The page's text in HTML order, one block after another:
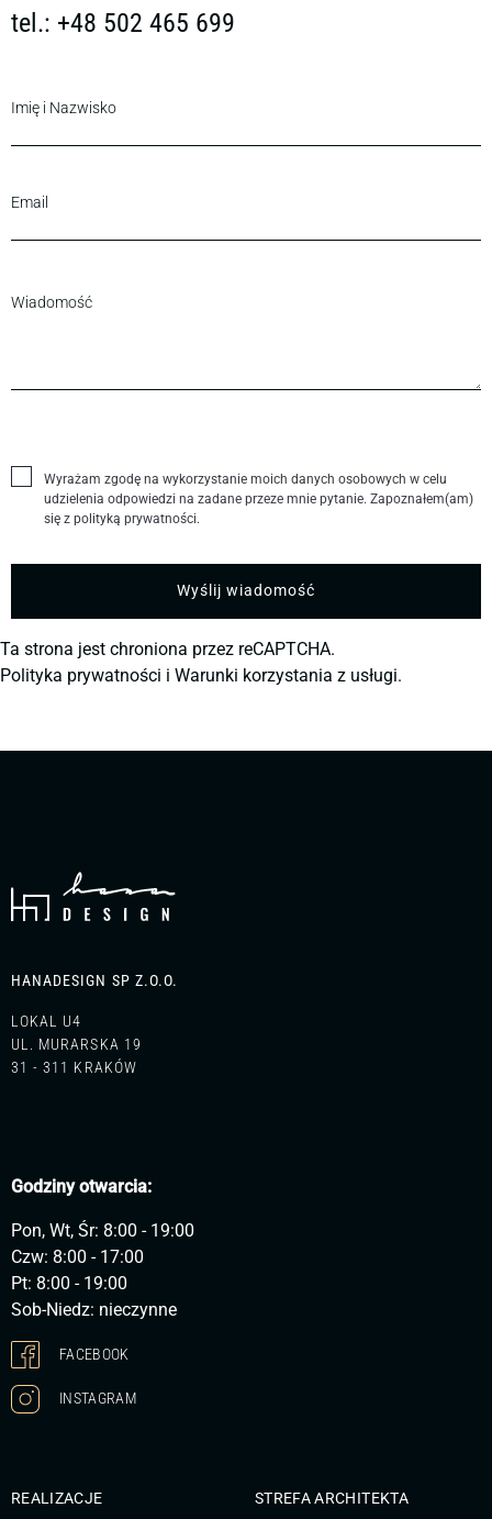
tel.: +48 502 465 699
Wyrażam zgodę na wykorzystanie moich danych osobowych w celu
udzielenia odpowiedzi na zadane przeze mnie pytanie. Zapoznałem(am)
się z polityką prywatności.
Ta strona jest chroniona przez reCAPTCHA.
Polityka prywatności i Warunki korzystania z usługi.
HANADESIGN SP Z.O.O.
LOKAL U4
UL. MURARSKA 19
31 - 311 KRAKÓW
Godziny otwarcia:
Pon, Wt, Śr: 8:00 - 19:00
Czw: 8:00 - 17:00
Pt: 8:00 - 19:00
Sob-Niedz: nieczynne
FACEBOOK
INSTAGRAM
REALIZACJE STREFA ARCHITEKTA